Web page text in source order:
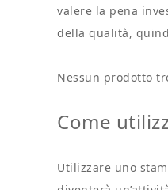
valere la pena
della qualità,
Nessun prodotto
Come
Utilizzare uno